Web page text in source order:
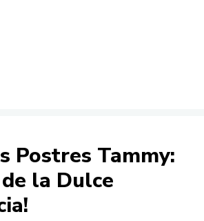
Postres Tammy:
la Dulce